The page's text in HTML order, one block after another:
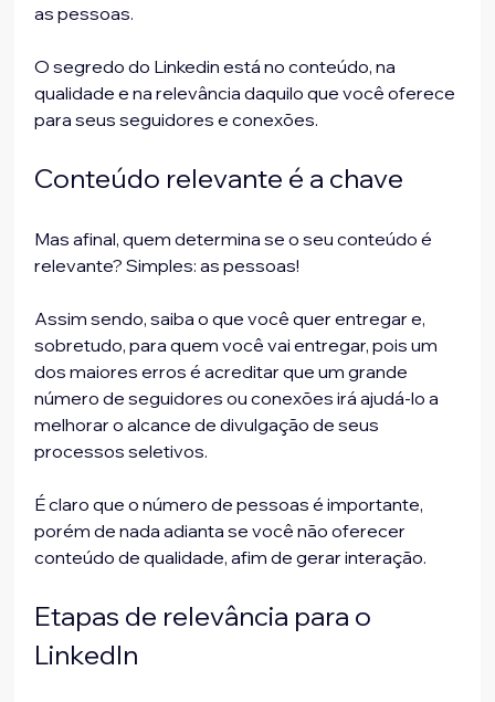
as pessoas.
O segredo do Linkedin está no conteúdo, na
qualidade e na relevância daquilo que você oferece
para seus seguidores e conexões.
Conteúdo relevante é a chave
Mas afinal, quem determina se o seu conteúdo é
relevante? Simples: as pessoas!
Assim sendo, saiba o que você quer entregar e,
sobretudo, para quem você vai entregar, pois um
dos maiores erros é acreditar que um grande
número de seguidores ou conexões irá ajudá-lo a
melhorar o alcance de divulgação de seus
processos seletivos.
É claro que o número de pessoas é importante,
porém de nada adianta se você não oferecer
conteúdo de qualidade, afim de gerar interação.
Etapas de relevância para o
LinkedIn